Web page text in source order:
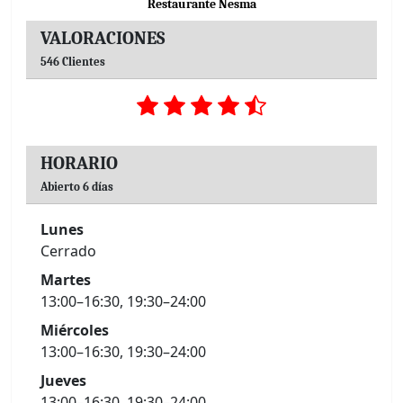
Restaurante Nesma
VALORACIONES
546 Clientes
HORARIO
Abierto 6 días
Lunes
Cerrado
Martes
13:00–16:30, 19:30–24:00
Miércoles
13:00–16:30, 19:30–24:00
Jueves